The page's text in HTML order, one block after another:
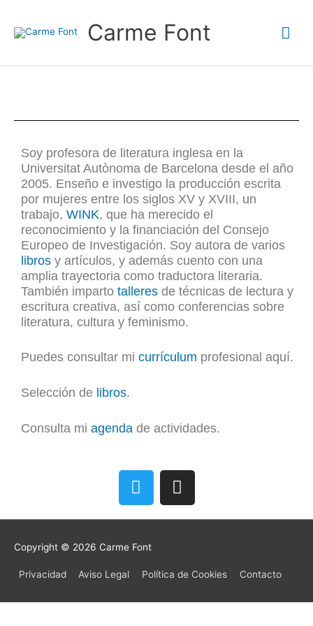
contenido
Carme Font
Soy profesora de literatura inglesa en la
Universitat Autònoma de Barcelona desde el año
2005. Enseño e investigo la producción escrita
por mujeres entre los siglos XV y XVIII, un
trabajo, WINK, que ha merecido el
reconocimiento y la financiación del Consejo
Europeo de Investigación. Soy autora de varios
libros y artículos, y además cuento con una
amplia trayectoria como traductora literaria.
También imparto talleres de técnicas de lectura y
escritura creativa, así como conferencias sobre
literatura, cultura y feminismo.
Puedes consultar mi currículum profesional aquí.
Selección de libros.
Consulta mi agenda de actividades.
T
w
t
I
n
r
a
Copyright © 2026 Carme Font
Privacidad Aviso Legal Política de Cookies Contacto